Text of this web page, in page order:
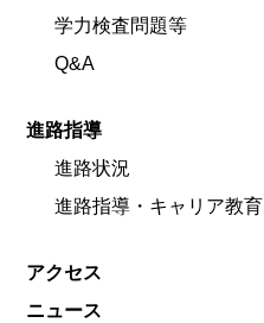
学力検査問題等
Q&A
進路指導
進路状況
進路指導・キャリア教育
アクセス
ニュース